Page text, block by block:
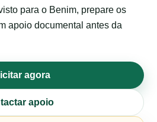
para o Benim, prepare os
apoio documental antes da
agora
apoio